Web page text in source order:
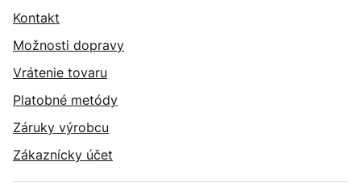
Kontakt
Možnosti dopravy
Vrátenie tovaru
Platobné metódy
Záruky výrobcu
Zákaznícky účet